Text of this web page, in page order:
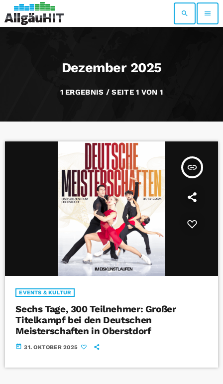
search menu
Dezember 2025
1 ERGEBNIS / SEITE 1 VON 1
insert_link
EVENTS & KULTUR
Sechs Tage, 300 Teilnehmer: Großer
Titelkampf bei den Deutschen
Meisterschaften in Oberstdorf
today 31. OKTOBER 2025